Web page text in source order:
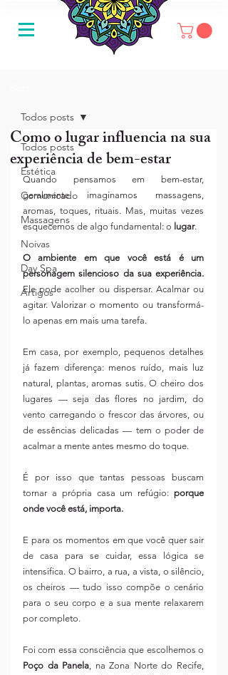
Todos posts
Estética
Comunicado
Massagens
Noivas
Day Spa
Artigos
Todos posts
Como o lugar influencia na sua
experiência de bem-estar
Quando pensamos em bem-estar,
geralmente imaginamos massagens,
aromas, toques, rituais. Mas, muitas vezes
esquecemos de algo fundamental: o lugar.
O ambiente em que você está é um
personagem silencioso da sua experiência.
Ele pode acolher ou dispersar. Acalmar ou
agitar. Valorizar o momento ou transformá-
lo apenas em mais uma tarefa.
Em casa, por exemplo, pequenos detalhes
já fazem diferença: menos ruído, mais luz
natural, plantas, aromas sutis. O cheiro dos
lugares — seja das flores no jardim, do
vento carregando o frescor das árvores, ou
de essências delicadas — tem o poder de
acalmar a mente antes mesmo do toque.
É por isso que tantas pessoas buscam
tornar a própria casa um refúgio: porque
onde você está, importa.
E para os momentos em que você quer sair
de casa para se cuidar, essa lógica se
intensifica. O bairro, a rua, a vista, o silêncio,
os cheiros — tudo isso compõe o cenário
para o seu corpo e a sua mente relaxarem
por completo.
Poço da Panela, na Zona Norte do Recife,